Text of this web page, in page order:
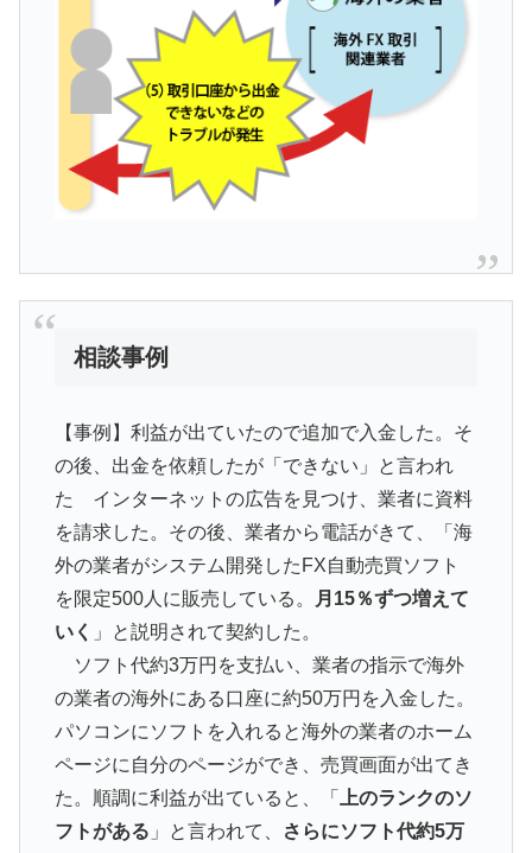
相談事例
【事例】利益が出ていたので追加で入金した。そ
の後、出金を依頼したが「できない」と言われ
た インターネットの広告を見つけ、業者に資料
を請求した。その後、業者から電話がきて、「海
外の業者がシステム開発したFX自動売買ソフト
を限定500人に販売している。
月15％ずつ増えて
いく
」と説明されて契約した。
ソフト代約3万円を支払い、業者の指示で海外
の業者の海外にある口座に約50万円を入金した。
パソコンにソフトを入れると海外の業者のホーム
ページに自分のページができ、売買画面が出てき
た。順調に利益が出ていると、「
上のランクのソ
フトがある 」と言われて、
さらにソフト代約5万